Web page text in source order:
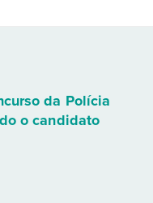
da Polícia
o candidato